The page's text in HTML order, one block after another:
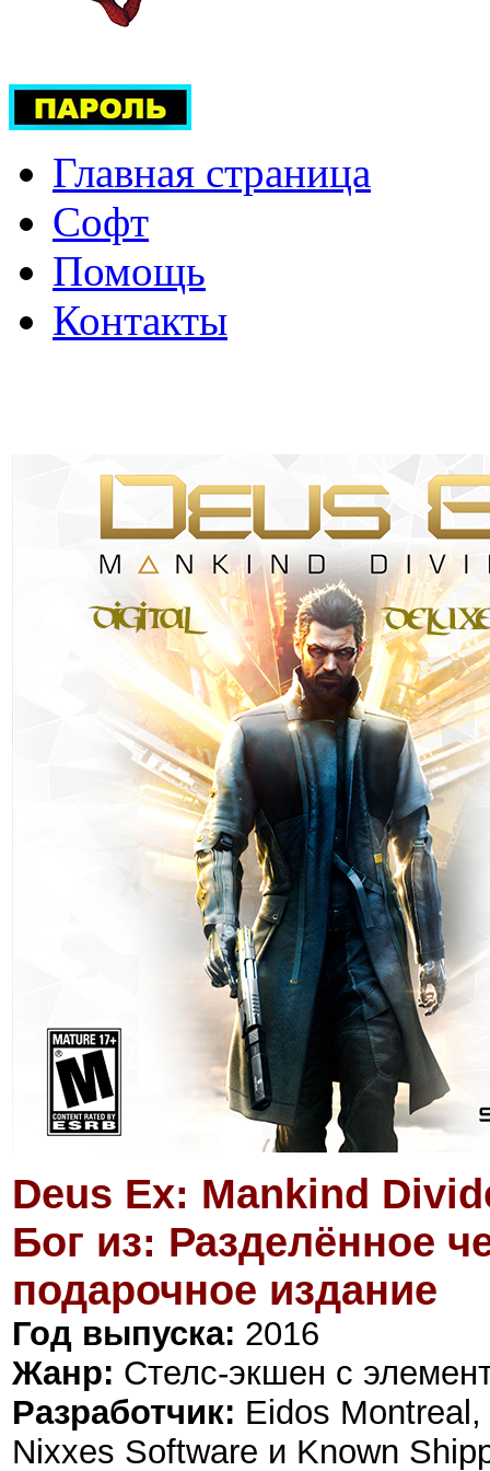
Главная страница
Софт
Помощь
Контакты
Deus Ex: Mankind
Бог из: Разделённое
подарочное издание
Год выпуска: 2016
Жанр: Стелс-экшен с
Разработчик: Eidos
Nixxes Software и Known